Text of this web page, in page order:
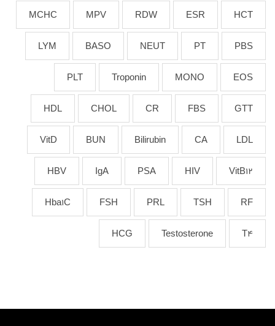
HCT
ESR
RDW
MPV
MCHC
PBS
PT
NEUT
BASO
LYM
EOS
MONO
Troponin
PLT
GTT
FBS
CR
CHOL
HDL
LDL
CA
Bilirubin
BUN
VitD
VitB12
HIV
PSA
IgA
HBV
RF
TSH
PRL
FSH
Hba1C
T4
Testosterone
HCG